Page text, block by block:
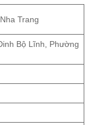
Trang
Bộ Lĩnh, Phường